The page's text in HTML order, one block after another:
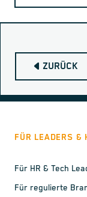
ZURÜCK
FÜR LEADERS &
Für HR & Tech
Für regulierte